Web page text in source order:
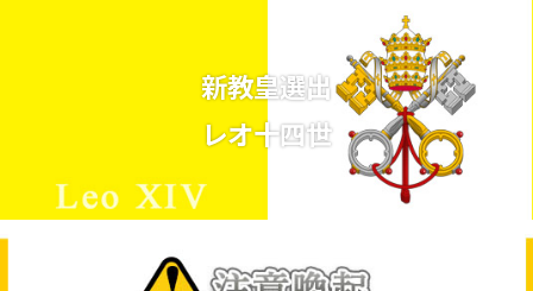
新教皇選出
レオ十四世